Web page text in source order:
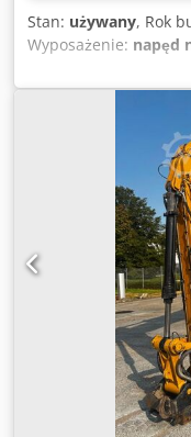
Stan: używany, Rok
Wyposażenie: napęd
CAT 906M z 2017
Producent: CAT *
Rok produkcji: 2017
Wyposażona w
Niemczech, pierwszy
szybkiej wymiany
zgodności CE i
film na życzenie
Cena: 26 900 euro
dodatkowych pytań
Kortum: WhatsApp
zastrzegamy sobie